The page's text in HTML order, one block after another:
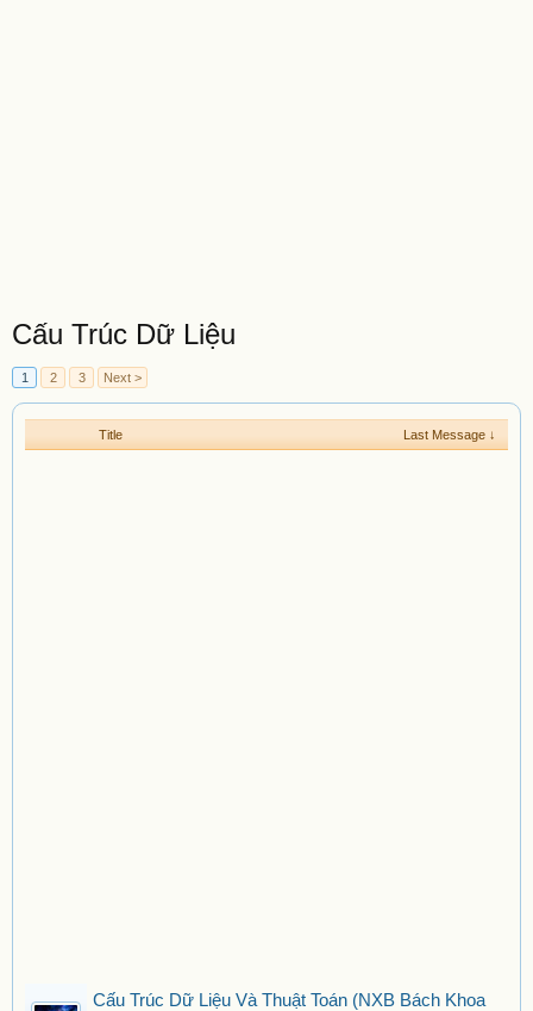
Cấu Trúc Dữ Liệu
1 2 3 Next >
Title Last Message ↓
Cấu Trúc Dữ Liệu Và Thuật Toán (NXB Bách Khoa